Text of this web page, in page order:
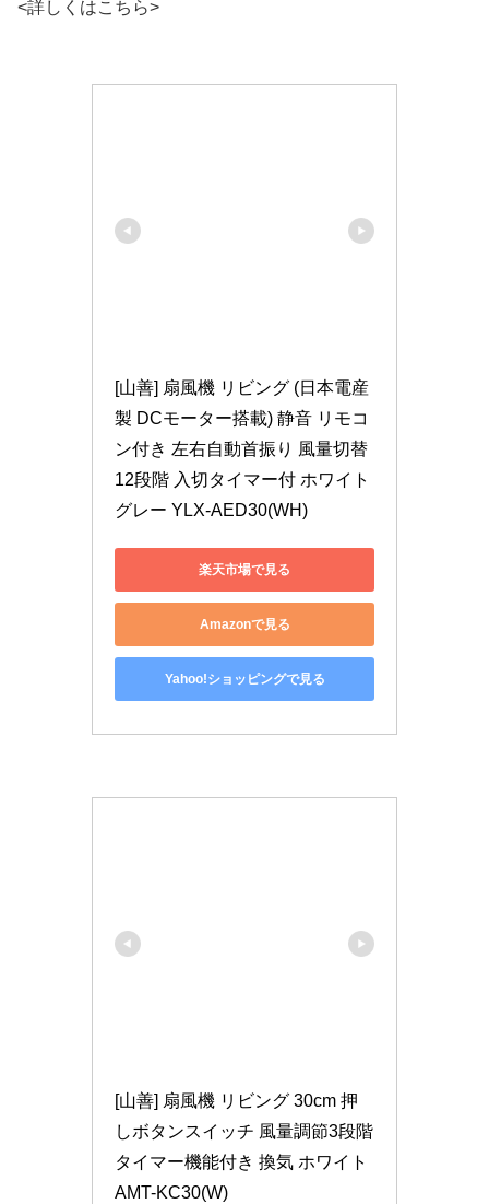
<詳しくはこちら>
[山善] 扇風機 リビング (日本電産
製 DCモーター搭載) 静音 リモコ
ン付き 左右自動首振り 風量切替
12段階 入切タイマー付 ホワイト
グレー YLX-AED30(WH)
楽天市場で見る
Amazonで見る
Yahoo!ショッピングで見る
[山善] 扇風機 リビング 30cm 押
しボタンスイッチ 風量調節3段階
タイマー機能付き 換気 ホワイト
AMT-KC30(W)